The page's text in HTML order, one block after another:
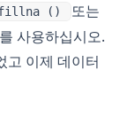
()
또는
사용하십시오.
고 이제 데이터